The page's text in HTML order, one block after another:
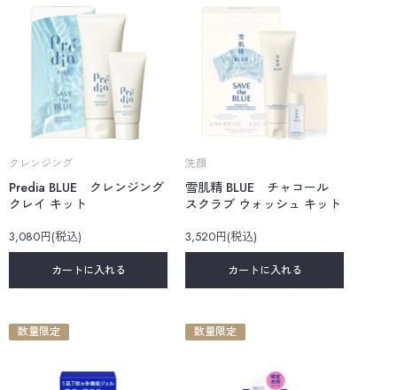
クレンジング
Predia BLUE クレンジング
クレイ キット
3,080円(税込)
カートに入れる
洗顔
雪肌精 BLUE チャコール
スクラブ ウォッシュ キット
3,520円(税込)
カートに入れる
数量限定 数量限定